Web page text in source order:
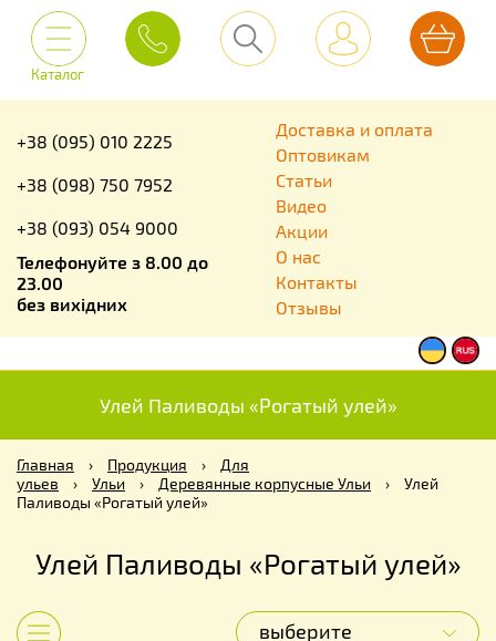
Каталог
+38 (095) 010 2225
+38 (098) 750 7952
+38 (093) 054 9000
Телефонуйте з 8.00 до
23.00
без вихідних
Доставка и оплата
Оптовикам
Статьи
Видео
Акции
О нас
Контакты
Отзывы
Улей Паливоды «Рогатый улей»
Главная › Продукция ›
Для
ульев
› Ульи › Деревянные корпусные Ульи ›
Улей
Паливоды «Рогатый улей»
Улей Паливоды «Рогатый улей»
выберите